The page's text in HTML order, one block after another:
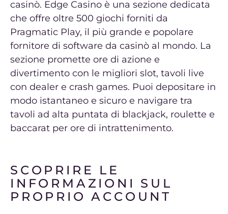
casinò. Edge Casino è una sezione dedicata
che offre oltre 500 giochi forniti da
Pragmatic Play, il più grande e popolare
fornitore di software da casinò al mondo. La
sezione promette ore di azione e
divertimento con le migliori slot, tavoli live
con dealer e crash games. Puoi depositare in
modo istantaneo e sicuro e navigare tra
tavoli ad alta puntata di blackjack, roulette e
baccarat per ore di intrattenimento.
SCOPRIRE LE
INFORMAZIONI SUL
PROPRIO ACCOUNT